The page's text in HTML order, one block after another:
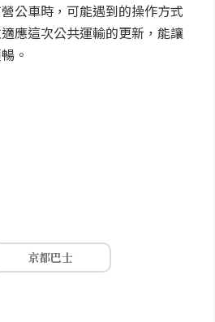
公車時，可能遇到的操作方式
應這次公共運輸的更新，能讓
。
京都巴士